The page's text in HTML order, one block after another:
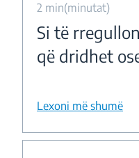
2 min(minutat)
Si të
që dridhet
Lexoni më shumë